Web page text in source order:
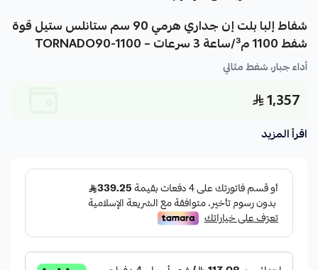
شفاط إلبا بلت إن جداري هرمي 90 سم ستانلس ستيل قوة
شفط 1100 م³/ساعة 3 سرعات – TORNADO90-1100
أداء جبار، شفط مثالي
1,357
اقرأ المزيد